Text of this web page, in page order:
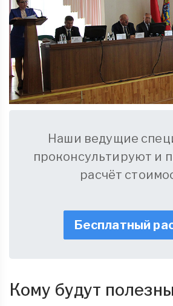
Наши ведущие
проконсультируют и
расчёт
Бесплатный
Кому будут